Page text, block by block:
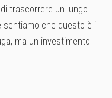
trascorrere un lungo
che questo è il
ma un investimento